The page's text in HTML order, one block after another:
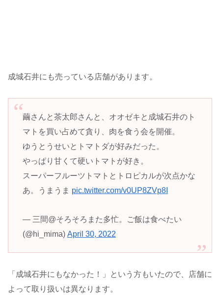
成城石井にも売っている店舗があります。
繭さんと茶太郎さんと、オオゼキと成城石井のト
マトを買い占めて貪り、肉を食う会を開催。
ゆうとうせいとトマトダが好みだった。
やっぱり甘くて硬いトマトが好き。
スーパーフルーツトマトとトロピカルが次点かな
あ。うまうま pic.twitter.com/v0UP8ZVp8I
— 三間@そろそろまた多忙。ご飯は食べたい
(@hi_mima) April 30, 2022
「成城石井にもなかった！」という方もいたので、店舗に
よって取り扱いは異なります。